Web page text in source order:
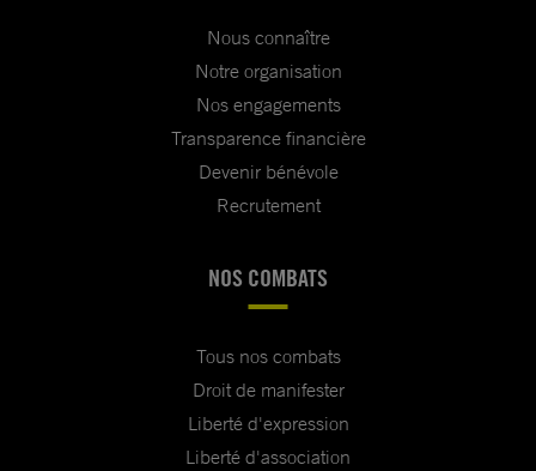
Nous connaître
Notre organisation
Nos engagements
Transparence financière
Devenir bénévole
Recrutement
NOS COMBATS
Tous nos combats
Droit de manifester
Liberté d'expression
Liberté d'association